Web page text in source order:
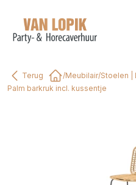
Terug
Home
/Meubilair/Stoelen |
Palm barkruk incl. kussentje